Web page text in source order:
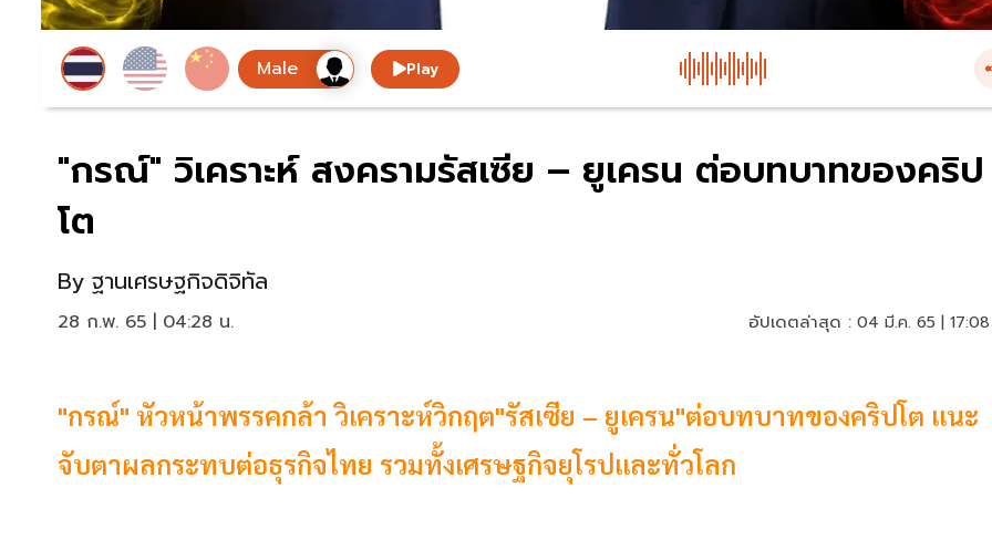
Play
"กรณ์" วิเคราะห์ สงครามรัสเซีย – ยูเครน ต่อบทบาทของคริป
โต
By ฐานเศรษฐกิจดิจิทัล
28 ก.พ. 65 | 04:28 น. อัปเดตล่าสุด : 04 มี.ค. 65 |
"กรณ์" หัวหน้าพรรคกล้า วิเคราะห์วิกฤต"รัสเซีย – ยูเครน"ต่อบทบาทของคริปโต แนะ
จับตาผลกระทบต่อธุรกิจไทย รวมทั้งเศรษฐกิจยุโรปและทั่วโลก